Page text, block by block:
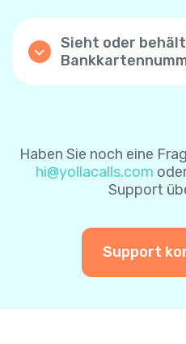
nach erfolgreicher
Mit dieser
Guthaben
das Guthaben unter
ändern.
Sie können die
aufladen“ jederzeit
Sieht oder behält
Zahlungssystem
Zahlungen zu
eingeben.
Haben Sie noch eine
hi@yollacalls.com
Support
Support